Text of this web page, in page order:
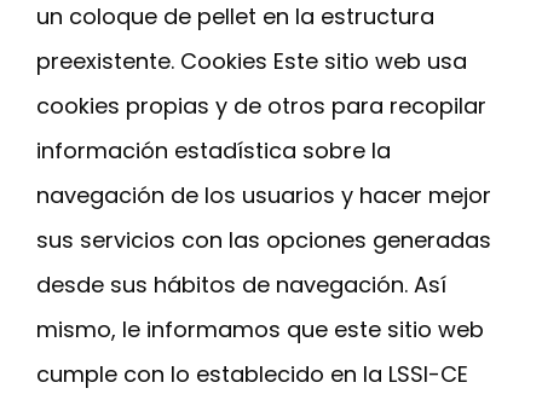
un coloque de pellet en la estructura
preexistente. Cookies Este sitio web usa
cookies propias y de otros para recopilar
información estadística sobre la
navegación de los usuarios y hacer mejor
sus servicios con las opciones generadas
desde sus hábitos de navegación. Así
mismo, le informamos que este sitio web
cumple con lo establecido en la LSSI-CE